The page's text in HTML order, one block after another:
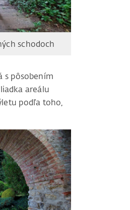
schodoch
s pôsobením
areálu
podľa toho,